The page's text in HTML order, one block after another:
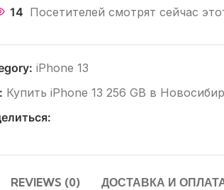
14 Посетителей смотрят сейчас
iPhone 13
Купить iPhone 13 256 GB в
REVIEWS (0) ДОСТАВКА И